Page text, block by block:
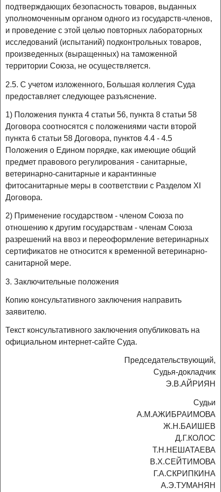
подтверждающих безопасность товаров, выданных
уполномоченным органом одного из государств-членов,
и проведение с этой целью повторных лабораторных
исследований (испытаний) подконтрольных товаров,
произведенных (выращенных) на таможенной
территории Союза, не осуществляется.
2.5. С учетом изложенного, Большая коллегия Суда
предоставляет следующее разъяснение.
1) Положения пункта 4 статьи 56, пункта 8 статьи 58
Договора соотносятся с положениями части второй
пункта 6 статьи 58 Договора, пунктов 4.4 - 4.5
Положения о Едином порядке, как имеющие общий
предмет правового регулирования - санитарные,
ветеринарно-санитарные и карантинные
фитосанитарные меры в соответствии с Разделом XI
Договора.
2) Применение государством - членом Союза по
отношению к другим государствам - членам Союза
разрешений на ввоз и переоформление ветеринарных
сертификатов не относится к временной ветеринарно-
санитарной мере.
3. Заключительные положения
Копию консультативного заключения направить
заявителю.
Текст консультативного заключения опубликовать на
официальном интернет-сайте Суда.
Председательствующий,
Судья-докладчик
Э.В.АЙРИЯН
Судьи
А.М.АЖИБРАИМОВА
Ж.Н.БАИШЕВ
Д.Г.КОЛОС
Т.Н.НЕШАТАЕВА
В.Х.СЕЙТИМОВА
Г.А.СКРИПКИНА
А.Э.ТУМАНЯН